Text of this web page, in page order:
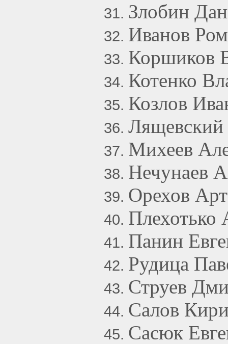
Злобин
Иванов
Коршиков
Котенко
Козлов
Лящевский
Михеев
Нечунаев
Орехов
Плехотько
Панин
Рудица
Струев
Салов
Сасюк